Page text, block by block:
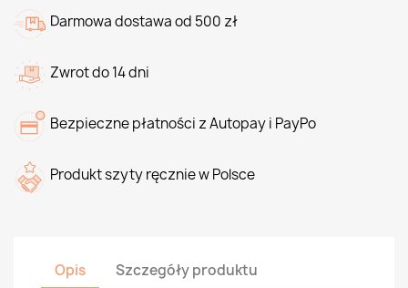
Darmowa dostawa od 500 zł
Zwrot do 14 dni
Bezpieczne płatności z Autopay i PayPo
Produkt szyty ręcznie w Polsce
Opis Szczegóły produktu